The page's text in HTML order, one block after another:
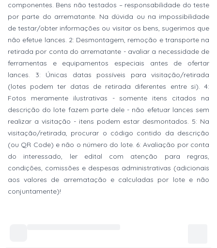
componentes. Bens não testados – responsabilidade do teste
por parte do arrematante. Na dúvida ou na impossibilidade
de testar/obter informações ou visitar os bens, sugerimos que
não efetue lances. 2: Desmontagem, remoção e transporte na
retirada por conta do arrematante - avaliar a necessidade de
ferramentas e equipamentos especiais antes de ofertar
lances. 3: Únicas datas possíveis para visitação/retirada
(lotes podem ter datas de retirada diferentes entre si). 4:
Fotos meramente ilustrativas - somente itens citados na
descrição do lote fazem parte dele - não efetuar lances sem
realizar a visitação - itens podem estar desmontados. 5: Na
visitação/retirada, procurar o código contido da descrição
(ou QR Code) e não o número do lote. 6: Avaliação por conta
do interessado, ler edital com atenção para regras,
condições, comissões e despesas administrativas (adicionais
aos valores de arrematação e calculadas por lote e não
conjuntamente)!